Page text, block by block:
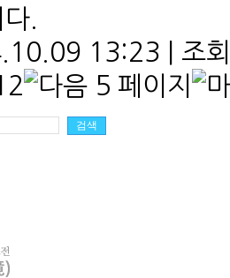
.
13:23
조
2